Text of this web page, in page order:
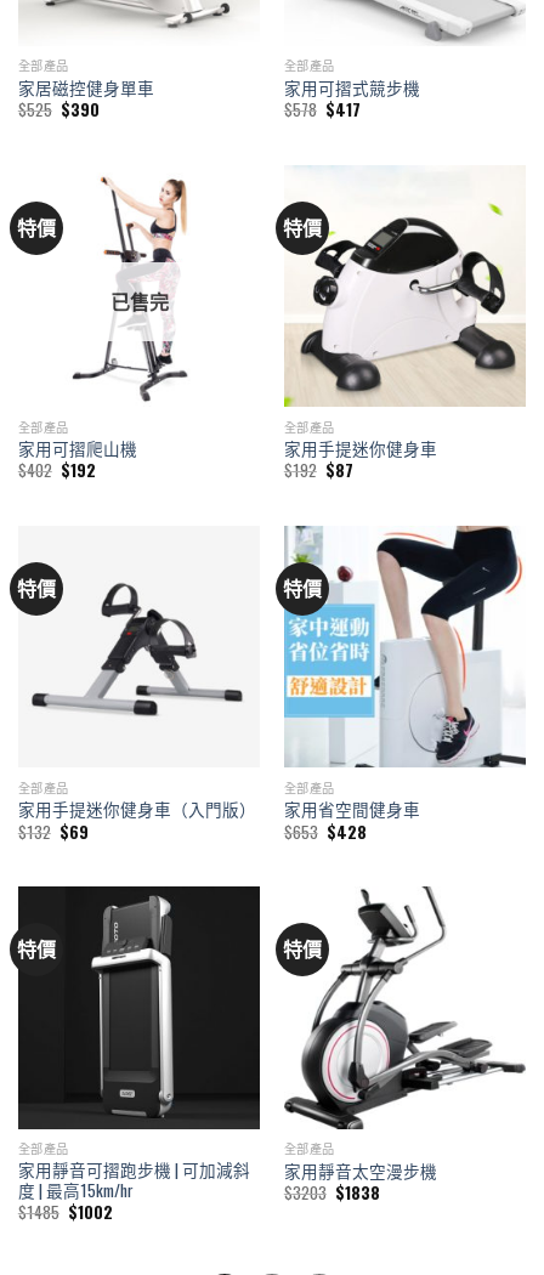
全部產品
家居磁控健身單車
$525 Original
price
$390Current
全部產品
家用可摺式競步機
$578 Original
price
$417Current
特價
已售完
全部產品
家用可摺爬山機
$402 Original
price
$192Current
price
特價
全部產品
家用手提迷你健身車
$192 Original
price
$87Current
特價
全部產品
家用手提迷你健身車（入門版）
$132 Original
price
$69Current
price
特價
全部產品
家用省空間健身車
$653 Original
price
$428Current
price
特價
全部產品
家用靜音可摺跑步機 | 可加減斜
度 | 最高15km/hr
$1485 Original
price
$1002Current
price
特價
全部產品
家用靜音太空漫步機
$3203 Original
price
$1838Current
price